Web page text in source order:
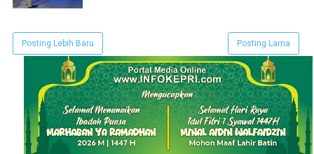
Posting Lebih Baru Posting Lama